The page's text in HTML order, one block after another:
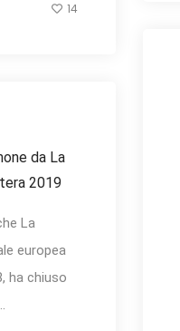
14
da La
2019
La
europea
ha chiuso